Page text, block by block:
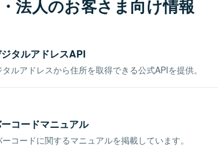
法人のお客さま向け情報
タルアドレスAPI
ルアドレスから住所を取得できる公式APIを提供。
コードマニュアル
コードに関するマニュアルを掲載しています。